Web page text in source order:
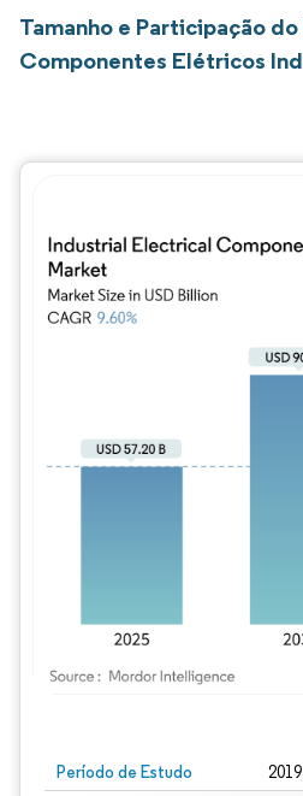
Tamanho e Participação
Componentes Elétricos
Período de Estudo